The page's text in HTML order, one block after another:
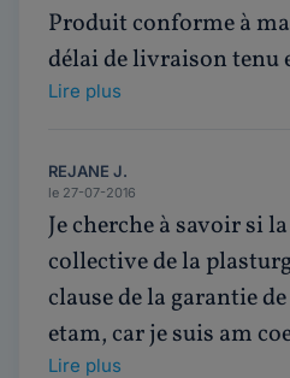
Produit conforme à
délai de livraison tenu
Lire plus
REJANE J.
le 27-07-2016
Je cherche à savoir si
collective de la
clause de la garantie
etam, car je suis am
Lire plus